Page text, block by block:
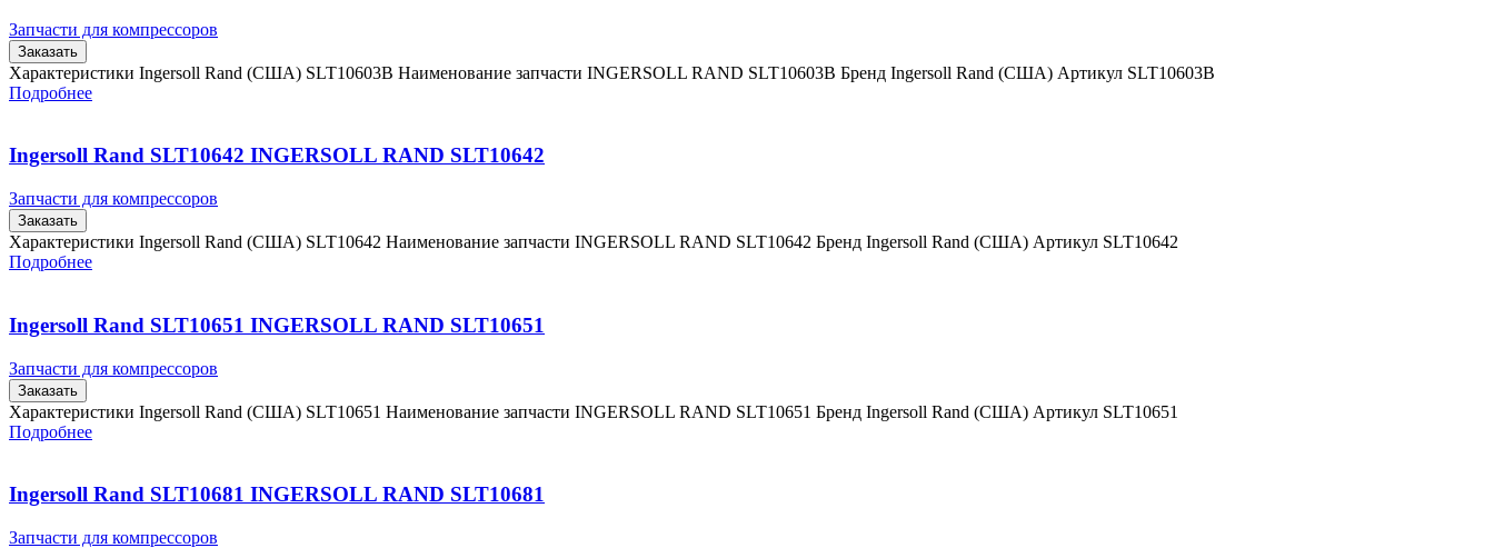
Запчасти для компрессоров
Заказать
Характеристики Ingersoll Rand (США) SLT10603B Наименование запчасти INGERSOLL RAND SLT10603B Бренд Ingersoll Rand (США) Артикул SLT10603B
Подробнее
Ingersoll Rand SLT10642 INGERSOLL RAND SLT10642
Запчасти для компрессоров
Заказать
Характеристики Ingersoll Rand (США) SLT10642 Наименование запчасти INGERSOLL RAND SLT10642 Бренд Ingersoll Rand (США) Артикул SLT10642
Подробнее
Ingersoll Rand SLT10651 INGERSOLL RAND SLT10651
Запчасти для компрессоров
Заказать
Характеристики Ingersoll Rand (США) SLT10651 Наименование запчасти INGERSOLL RAND SLT10651 Бренд Ingersoll Rand (США) Артикул SLT10651
Подробнее
Ingersoll Rand SLT10681 INGERSOLL RAND SLT10681
Запчасти для компрессоров